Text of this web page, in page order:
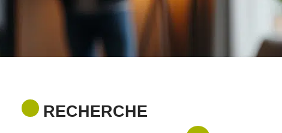
RECHERCHE